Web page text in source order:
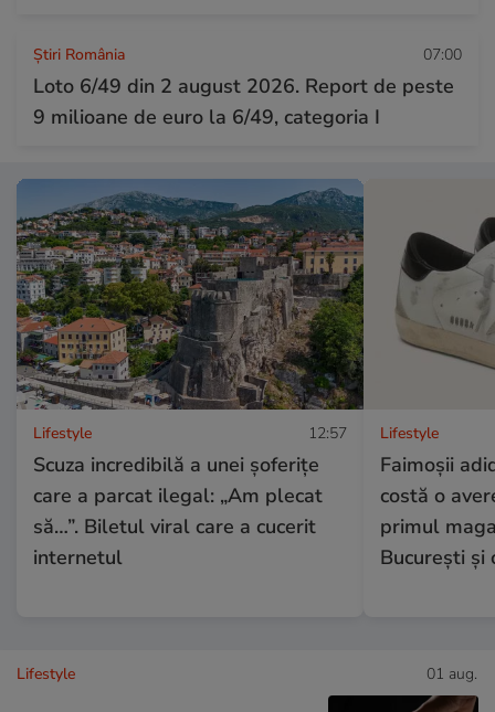
Știri România 07:00
Loto 6/49 din 2 august 2026. Report de peste
9 milioane de euro la 6/49, categoria I
Lifestyle 12:57
Scuza incredibilă a unei șoferițe
care a parcat ilegal: „Am plecat
să…”. Biletul viral care a cucerit
internetul
Lifestyle
Faimoșii
costă o
primul
București și
Lifestyle 01 aug.